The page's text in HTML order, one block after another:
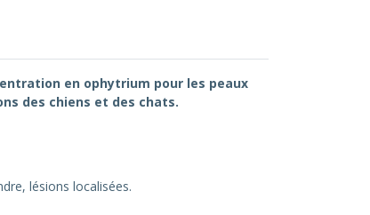
en ophytrium pour les peaux
des chiens et des chats.
lésions localisées.